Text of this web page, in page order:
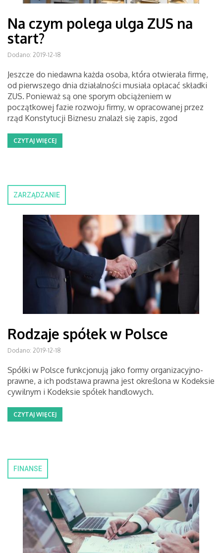
Na czym polega ulga ZUS na
start?
Dodano: 2019-12-18
Jeszcze do niedawna każda osoba, która otwierała firmę,
od pierwszego dnia działalności musiała opłacać składki
ZUS. Ponieważ są one sporym obciążeniem w
początkowej fazie rozwoju firmy, w opracowanej przez
rząd Konstytucji Biznesu znalazł się zapis, zgod
CZYTAJ WIĘCEJ
ZARZĄDZANIE
Rodzaje spółek w Polsce
Dodano: 2019-12-18
Spółki w Polsce funkcjonują jako formy organizacyjno-
prawne, a ich podstawa prawna jest określona w Kodeksie
cywilnym i Kodeksie spółek handlowych.
CZYTAJ WIĘCEJ
FINANSE